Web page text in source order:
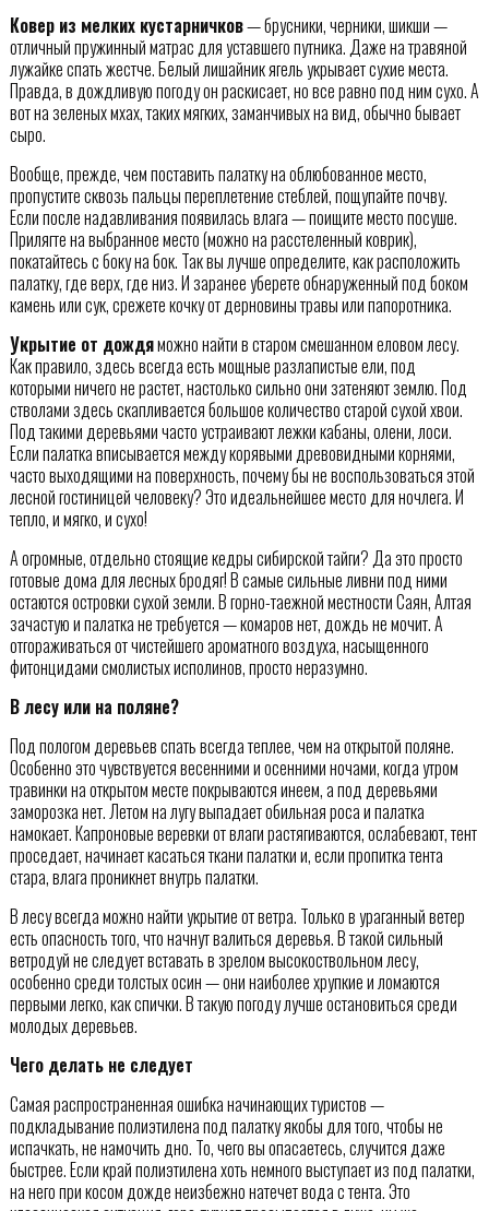
Ковер из мелких кустарничков— брусники, черники, шикши —
отличный пружинный матрас для уставшего путника. Даже на травяной
лужайке спать жестче. Белый лишайник ягель укрывает сухие места.
Правда, в дождливую погоду он раскисает, но все равно под ним сухо. А
вот на зеленых мхах, таких мягких, заманчивых на вид, обычно бывает
сыро.
Вообще, прежде, чем поставить палатку на облюбованное место,
пропустите сквозь пальцы переплетение стеблей, пощупайте почву.
Если после надавливания появилась влага — поищите место посуше.
Прилягте на выбранное место (можно на расстеленный коврик),
покатайтесь с боку на бок. Так вы лучше определите, как расположить
палатку, где верх, где низ. И заранее уберете обнаруженный под боком
камень или сук, срежете кочку от дерновины травы или папоротника.
Укрытие от дождяможно найти в старом смешанном еловом лесу.
Как правило, здесь всегда есть мощные разлапистые ели, под
которыми ничего не растет, настолько сильно они затеняют землю. Под
стволами здесь скапливается большое количество старой сухой хвои.
Под такими деревьями часто устраивают лежки кабаны, олени, лоси.
Если палатка вписывается между корявыми древовидными корнями,
часто выходящими на поверхность, почему бы не воспользоваться этой
лесной гостиницей человеку? Это идеальнейшее место для ночлега. И
тепло, и мягко, и сухо!
А огромные, отдельно стоящие кедры сибирской тайги? Да это просто
готовые дома для лесных бродяг! В самые сильные ливни под ними
остаются островки сухой земли. В горно-таежной местности Саян, Алтая
зачастую и палатка не требуется — комаров нет, дождь не мочит. А
отгораживаться от чистейшего ароматного воздуха, насыщенного
фитонцидами смолистых исполинов, просто неразумно.
В лесу или на поляне?
Под пологом деревьев спать всегда теплее, чем на открытой поляне.
Особенно это чувствуется весенними и осенними ночами, когда утром
травинки на открытом месте покрываются инеем, а под деревьями
заморозка нет. Летом на лугу выпадает обильная роса и палатка
намокает. Капроновые веревки от влаги растягиваются, ослабевают, тент
проседает, начинает касаться ткани палатки и, если пропитка тента
стара, влага проникнет внутрь палатки.
В лесу всегда можно найти укрытие от ветра. Только в ураганный ветер
есть опасность того, что начнут валиться деревья. В такой сильный
ветродуй не следует вставать в зрелом высокоствольном лесу,
особенно среди толстых осин — они наиболее хрупкие и ломаются
первыми легко, как спички. В такую погоду лучше остановиться среди
молодых деревьев.
Чего делать не следует
Самая распространенная ошибка начинающих туристов —
подкладывание полиэтилена под палатку якобы для того, чтобы не
испачкать, не намочить дно. То, чего вы опасаетесь, случится даже
быстрее. Если край полиэтилена хоть немного выступает из под палатки,
на него при косом дожде неизбежно натечет вода с тента. Это